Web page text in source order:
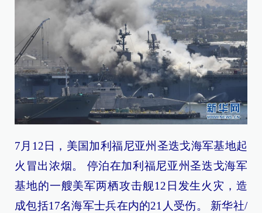
7月12日，美国加利福尼亚州圣迭戈海军基地起
火冒出浓烟。 停泊在加利福尼亚州圣迭戈海军
基地的一艘美军两栖攻击舰12日发生火灾，造
成包括17名海军士兵在内的21人受伤。 新华社/